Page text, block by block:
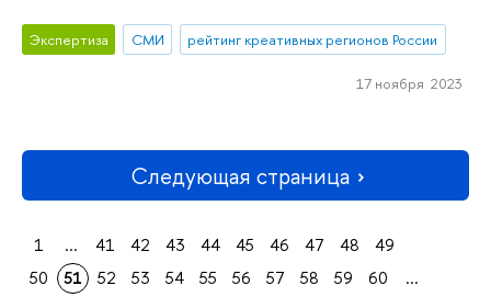
Экспертиза СМИ рейтинг креативных регионов России
17 ноября 2023
Следующая страница
1 ... 41 42 43 44 45 46 47 48
49
50
51 52 53 54 55 56 57 58 59 60
...